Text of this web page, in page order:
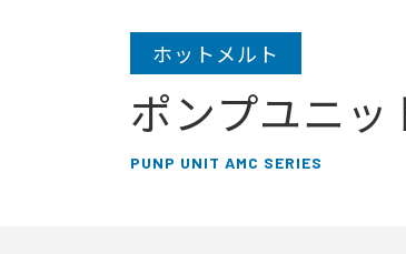
ホットメルト
ポンプユニ
PUNP UNIT AMC SERIES